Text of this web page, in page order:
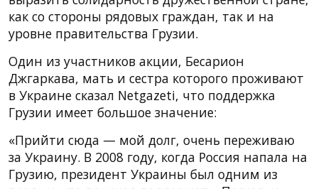
как со стороны рядовых граждан, так и на
уровне правительства Грузии.
Один из участников акции, Бесарион
Джгаркава, мать и сестра которого проживают
в Украине сказал Netgazeti, что поддержка
Грузии имеет большое значение:
«Прийти сюда — мой долг, очень переживаю
за Украину. В 2008 году, когда Россия напала на
Грузию, президент Украины был одним из